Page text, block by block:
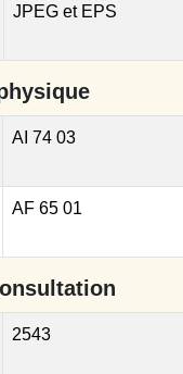
JPEG et EPS
AI 74 03
AF 65 01
2543